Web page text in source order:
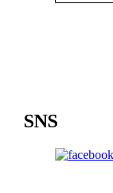
SNS